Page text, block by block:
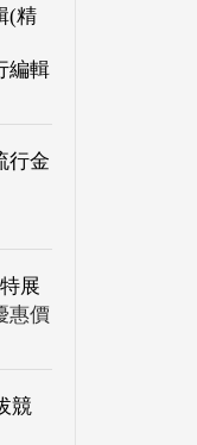
(精
編輯
行金
展
惠價
競